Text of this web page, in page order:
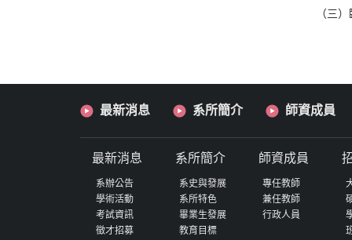
（三
最新消息 系所簡介 師資成員
最新消息
系辦公告
學術活動
考試資訊
徵才招募
系所簡介
系史與發展
系所特色
畢業生發展
教育目標
師資成員
專任教師
兼任教師
行政人員